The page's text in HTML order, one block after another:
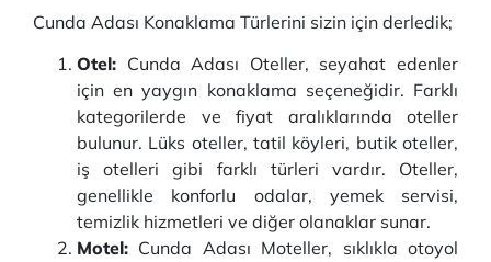
Cunda Adası Konaklama Türlerini sizin için derledik;
Otel: Cunda Adası Oteller, seyahat edenler
için en yaygın konaklama seçeneğidir. Farklı
kategorilerde ve fiyat aralıklarında oteller
bulunur. Lüks oteller, tatil köyleri, butik oteller,
iş otelleri gibi farklı türleri vardır. Oteller,
genellikle konforlu odalar, yemek servisi,
temizlik hizmetleri ve diğer olanaklar sunar.
Motel: Cunda Adası Moteller, sıklıkla otoyol